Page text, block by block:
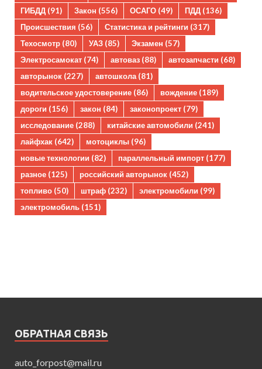
ГИБДД (91) Закон (556) ОСАГО (49) ПДД (136)
Происшествия (56) Статистика и рейтинги (317)
Техосмотр (80) УАЗ (85) Экзамен (57)
Электросамокат (74) автоваз (88) автозапчасти (68)
авторынок (227) автошкола(81)
водительское удостоверение (86) вождение (189)
дороги (156) закон (84) законопроект (79)
исследование (288) китайские автомобили (241)
лайфхак (642) мотоциклы (96)
новые технологии (82) параллельный импорт (177)
разное (125) российский авторынок (452)
топливо (50) штраф (232) электромобили (99)
электромобиль (151)
ОБРАТНАЯ СВЯЗЬ
auto_forpost@mail.ru